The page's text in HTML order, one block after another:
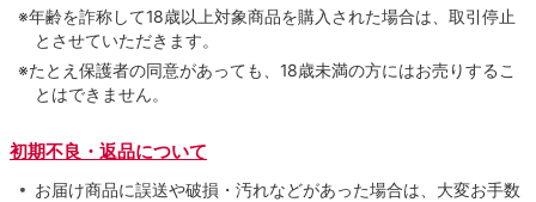
※年齢を詐称して18歳以上対象商品を購入された場合は、取引停止
とさせていただきます。
※たとえ保護者の同意があっても、18歳未満の方にはお売りするこ
とはできません。
初期不良・返品について
お届け商品に誤送や破損・汚れなどがあった場合は、大変お手数